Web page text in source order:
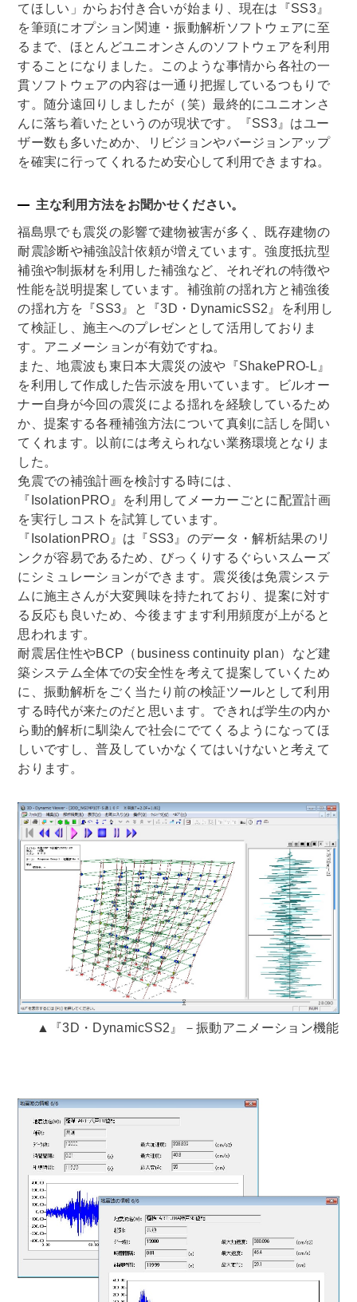
てほしい」からお付き合いが始まり、現在は『SS3』
を筆頭にオプション関連・振動解析ソフトウェアに至
るまで、ほとんどユニオンさんのソフトウェアを利用
することになりました。このような事情から各社の一
貫ソフトウェアの内容は一通り把握しているつもりで
す。随分遠回りしましたが（笑）最終的にユニオンさ
んに落ち着いたというのが現状です。『SS3』はユー
ザー数も多いためか、リビジョンやバージョンアップ
を確実に行ってくれるため安心して利用できますね。
主な利用方法をお聞かせください。
福島県でも震災の影響で建物被害が多く、既存建物の
耐震診断や補強設計依頼が増えています。強度抵抗型
補強や制振材を利用した補強など、それぞれの特徴や
性能を説明提案しています。補強前の揺れ方と補強後
の揺れ方を『SS3』と『3D・DynamicSS2』を利用し
て検証し、施主へのプレゼンとして活用しておりま
す。アニメーションが有効ですね。
また、地震波も東日本大震災の波や『ShakePRO-L』
を利用して作成した告示波を用いています。ビルオー
ナー自身が今回の震災による揺れを経験しているため
か、提案する各種補強方法について真剣に話しを聞い
てくれます。以前には考えられない業務環境となりま
した。
免震での補強計画を検討する時には、
『IsolationPRO』を利用してメーカーごとに配置計画
を実行しコストを試算しています。
『IsolationPRO』は『SS3』のデータ・解析結果のリ
ンクが容易であるため、びっくりするぐらいスムーズ
にシミュレーションができます。震災後は免震システ
ムに施主さんが大変興味を持たれており、提案に対す
る反応も良いため、今後ますます利用頻度が上がると
思われます。
耐震居住性やBCP（business continuity plan）など建
築システム全体での安全性を考えて提案していくため
に、振動解析をごく当たり前の検証ツールとして利用
する時代が来たのだと思います。できれば学生の内か
ら動的解析に馴染んで社会にでてくるようになってほ
しいですし、普及していかなくてはいけないと考えて
おります。
▲『3D・DynamicSS2』－振動アニメーション機能